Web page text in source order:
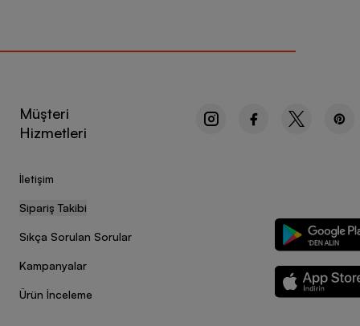
Müşteri
Hizmetleri
İletişim
Sipariş Takibi
Sıkça Sorulan Sorular
Kampanyalar
Ürün İnceleme